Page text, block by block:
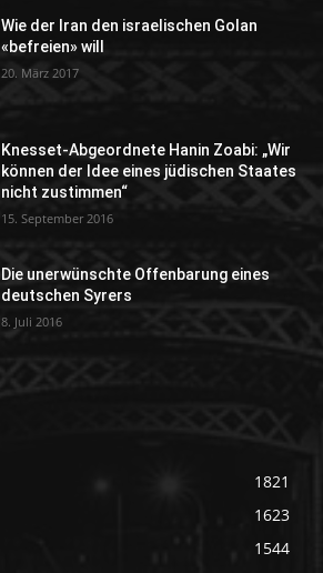
Wie der Iran den israelischen Golan
«befreien» will
20. März 2017
Knesset-Abgeordnete Hanin Zoabi: „Wir
können der Idee eines jüdischen Staates
nicht zustimmen“
15. September 2016
Die unerwünschte Offenbarung eines
deutschen Syrers
8. Juli 2016
1821
1623
1544